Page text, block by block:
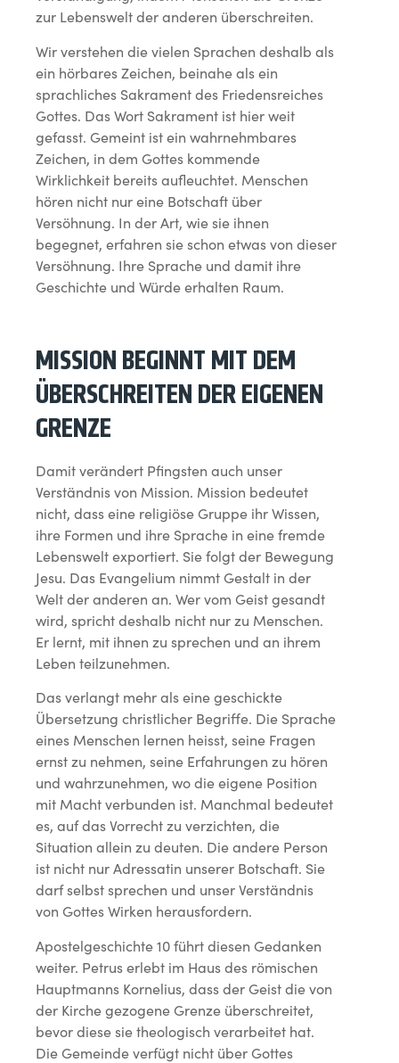
zur Lebenswelt der anderen überschreiten.
Wir verstehen die vielen Sprachen deshalb als
ein hörbares Zeichen, beinahe als ein
sprachliches Sakrament des Friedensreiches
Gottes. Das Wort Sakrament ist hier weit
gefasst. Gemeint ist ein wahrnehmbares
Zeichen, in dem Gottes kommende
Wirklichkeit bereits aufleuchtet. Menschen
hören nicht nur eine Botschaft über
Versöhnung. In der Art, wie sie ihnen
begegnet, erfahren sie schon etwas von dieser
Versöhnung. Ihre Sprache und damit ihre
Geschichte und Würde erhalten Raum.
MISSION BEGINNT MIT DEM
ÜBERSCHREITEN DER EIGENEN
GRENZE
Damit verändert Pfingsten auch unser
Verständnis von Mission. Mission bedeutet
nicht, dass eine religiöse Gruppe ihr Wissen,
ihre Formen und ihre Sprache in eine fremde
Lebenswelt exportiert. Sie folgt der Bewegung
Jesu. Das Evangelium nimmt Gestalt in der
Welt der anderen an. Wer vom Geist gesandt
wird, spricht deshalb nicht nur zu Menschen.
Er lernt, mit ihnen zu sprechen und an ihrem
Leben teilzunehmen.
Das verlangt mehr als eine geschickte
Übersetzung christlicher Begriffe. Die Sprache
eines Menschen lernen heisst, seine Fragen
ernst zu nehmen, seine Erfahrungen zu hören
und wahrzunehmen, wo die eigene Position
mit Macht verbunden ist. Manchmal bedeutet
es, auf das Vorrecht zu verzichten, die
Situation allein zu deuten. Die andere Person
ist nicht nur Adressatin unserer Botschaft. Sie
darf selbst sprechen und unser Verständnis
von Gottes Wirken herausfordern.
Apostelgeschichte 10 führt diesen Gedanken
weiter. Petrus erlebt im Haus des römischen
Hauptmanns Kornelius, dass der Geist die von
der Kirche gezogene Grenze überschreitet,
bevor diese sie theologisch verarbeitet hat.
Die Gemeinde verfügt nicht über Gottes